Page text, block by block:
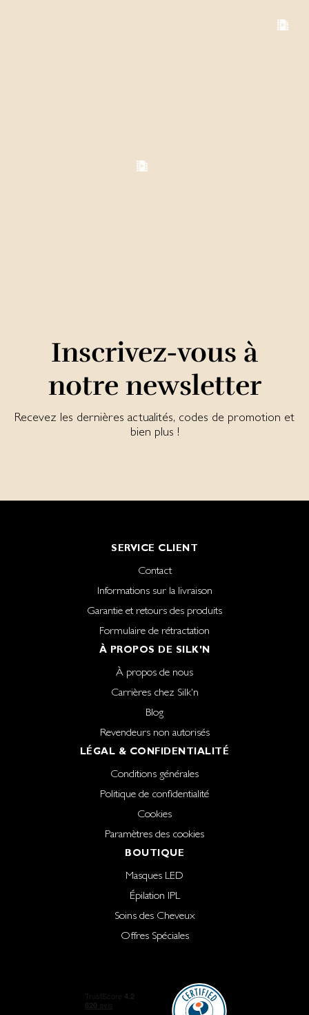
Inscrivez-vous à
notre newsletter
Recevez les dernières actualités, codes de promotion et
bien plus !
SERVICE CLIENT
Contact
Informations sur la livraison
Garantie et retours des produits
Formulaire de rétractation
À PROPOS DE SILK'N
À propos de nous
Carrières chez Silk'n
Blog
Revendeurs non autorisés
LÉGAL & CONFIDENTIALITÉ
Conditions générales
Politique de confidentialité
Cookies
Paramètres des cookies
BOUTIQUE
Masques LED
Épilation IPL
Soins des Cheveux
Offres Spéciales